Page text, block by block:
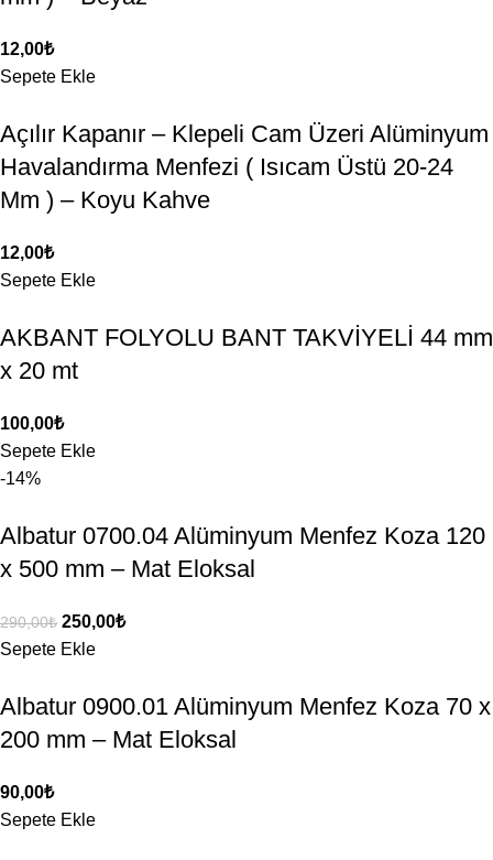
12,00₺
Sepete Ekle
Açılır Kapanır – Klepeli Cam Üzeri Alüminyum
Havalandırma Menfezi ( Isıcam Üstü 20-24
Mm ) – Koyu Kahve
12,00₺
Sepete Ekle
AKBANT FOLYOLU BANT TAKVİYELİ 44 mm
x 20 mt
100,00₺
Sepete Ekle
-14%
Albatur 0700.04 Alüminyum Menfez Koza 120
x 500 mm – Mat Eloksal
290,00₺ 250,00₺
Sepete Ekle
Albatur 0900.01 Alüminyum Menfez Koza 70 x
200 mm – Mat Eloksal
90,00₺
Sepete Ekle